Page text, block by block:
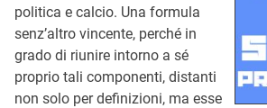
politica e calcio. Una formula
senz’altro vincente, perché in
grado di riunire intorno a sé
proprio tali componenti, distanti
non solo per definizioni, ma esse